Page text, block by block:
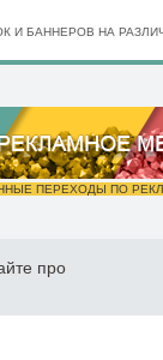
БАННЕРОВ НА
ПЕРЕХОДЫ ПО
про